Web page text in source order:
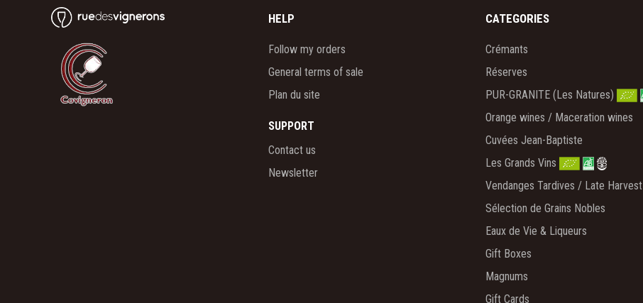
HELP
Follow my orders
General terms of sale
Plan du site
SUPPORT
Contact us
Newsletter
CATEGORIES
Crémants
Réserves
PUR-GRANITE (Les Natures)
Orange wines / Maceration wines
Cuvées Jean-Baptiste
Les Grands Vins
Vendanges Tardives / Late Harvest
Sélection de Grains Nobles
Eaux de Vie & Liqueurs
Gift Boxes
Magnums
Gift Cards